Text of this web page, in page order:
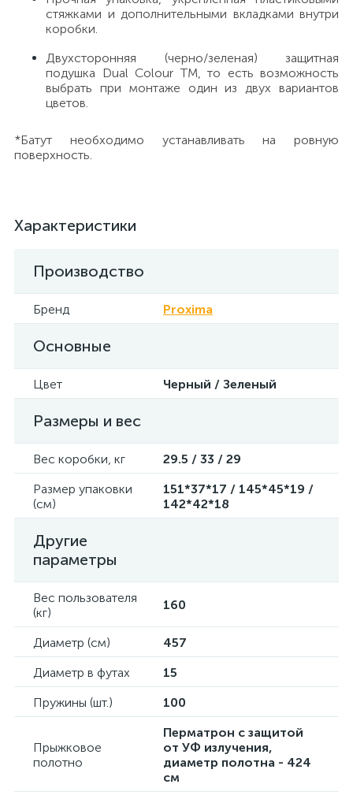
стяжками и дополнительными вкладками внутри
коробки.
Двухсторонняя (черно/зеленая) защитная
подушка Dual Colour TM, то есть возможность
выбрать при монтаже один из двух вариантов
цветов.
*Батут необходимо устанавливать на ровную
поверхность.
Характеристики
Производство
Бренд Proxima
Основные
Цвет Черный / Зеленый
Размеры и вес
Вес коробки, кг
29.5 / 33 / 29
Размер упаковки
(см)
151*37*17 / 145*45*19 /
142*42*18
Другие
параметры
Вес пользователя
(кг)
160
Диаметр (см)
457
Диаметр в футах
15
Пружины (шт.)
100
Прыжковое
полотно
Перматрон с защитой
от УФ излучения,
диаметр полотна - 424
см